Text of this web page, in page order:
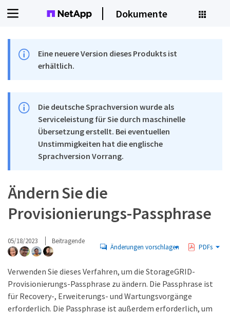
Dokumente
Eine neuere Version dieses Produkts ist
erhältlich.
Die deutsche Sprachversion wurde als
Serviceleistung für Sie durch maschinelle
Übersetzung erstellt. Bei eventuellen
Unstimmigkeiten hat die englische
Sprachversion Vorrang.
Ändern Sie die
Provisionierungs-Passphrase
05/18/2023 Beitragende
Änderungen vorschlagen PDFs
Verwenden Sie dieses Verfahren, um die StorageGRID-
Provisionierungs-Passphrase zu ändern. Die Passphrase ist
für Recovery-, Erweiterungs- und Wartungsvorgänge
erforderlich. Die Passphrase ist außerdem erforderlich, um